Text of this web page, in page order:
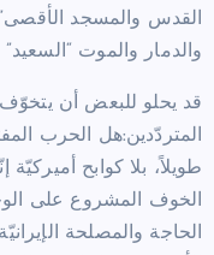
القدس والمسجد
والدمار والموت
قد يحلو للبعض أن يتخوّف
المتردّدين:هل الحرب
طويلاً، بلا كوابح
الخوف المشروع على
الحاجة والمصلحة